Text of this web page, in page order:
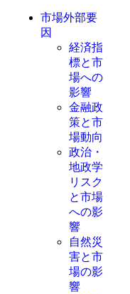
市場外部要
因
経済指
標と市
場への
影響
金融政
策と市
場動向
政治・
地政学
リスク
と市場
への影
響
自然災
害と市
場の影
響